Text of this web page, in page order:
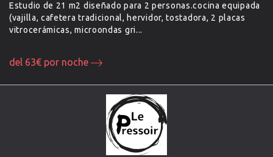
Estudio de 21 m2 diseñado para 2 personas.cocina equipada
(vajilla, cafetera tradicional, hervidor, tostadora, 2 placas
vitrocerámicas, microondas gri...
del 63€ por noche